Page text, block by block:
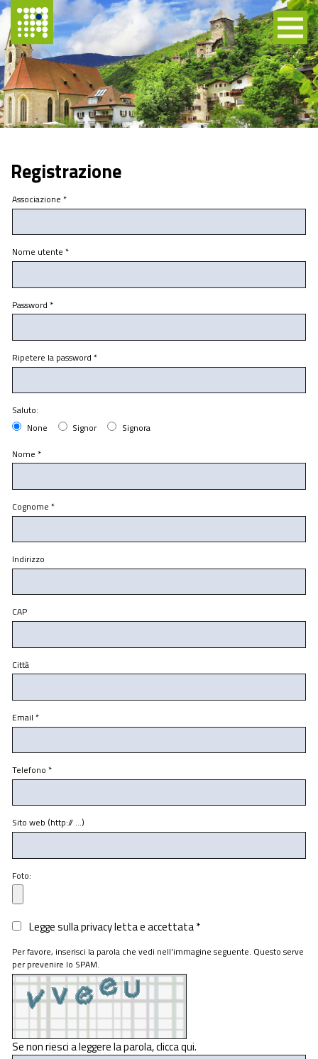
Registrazione
Associazione *
Nome utente *
Password *
Ripetere la password *
Saluto:
None
Signor
Signora
Nome *
Cognome *
Indirizzo
CAP
Città
Email *
Telefono *
Sito web (http:// …)
Foto:
Legge sulla privacy letta e accettata*
Per favore, inserisci la parola che vedi nell'immagine seguente. Questo serve
per prevenire lo SPAM.
Se non riesci a leggere la parola,clicca qui.